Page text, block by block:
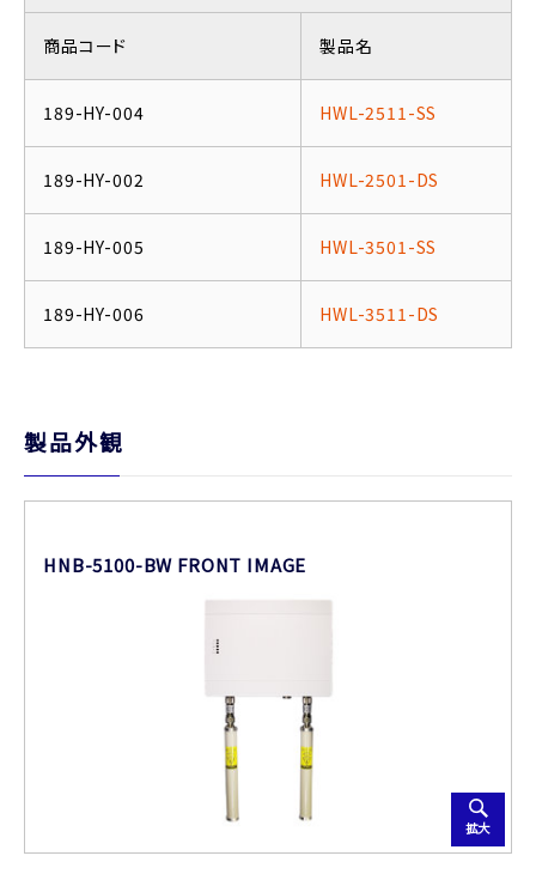
商品コード 製品名
189-HY-004 HWL-2511-SS
189-HY-002 HWL-2501-DS
189-HY-005 HWL-3501-SS
189-HY-006 HWL-3511-DS
製品外観
HNB-5100-BW FRONT IMAGE
拡大